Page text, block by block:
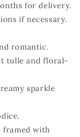
for delivery.
if necessary.
romantic.
tulle and floral-
sparkle
framed with